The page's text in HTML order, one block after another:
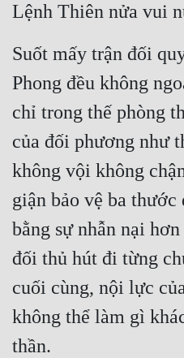
Lệnh Thiên nửa vui
Suốt mấy trận đối
Phong đều không
chỉ trong thế phòng
của đối phương như
không vội không
giận bảo vệ ba thước
bằng sự nhẫn nại
đối thủ hút đi từng
cuối cùng, nội lực
không thể làm gì
thần.